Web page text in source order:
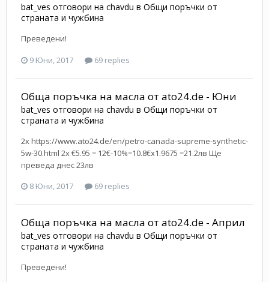
bat_ves отговори на chavdu в Общи поръчки от
страната и чужбина
Преведени!
9 Юни, 2017
69 replies
Обща поръчка на масла от ato24.de - Юни
bat_ves отговори на chavdu в Общи поръчки от
страната и чужбина
2x https://www.ato24.de/en/petro-canada-supreme-synthetic-
5w-30.html 2x €5.95 = 12€-10%=10.8€x1.9675 =21.2лв Ще
преведа днес 23лв
8 Юни, 2017
69 replies
Обща поръчка на масла от ato24.de - Април
bat_ves отговори на chavdu в Общи поръчки от
страната и чужбина
Преведени!